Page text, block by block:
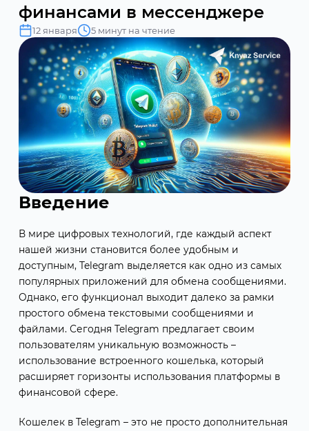
финансами в мессенджере
12 января 5 минут на чтение
Введение
В мире цифровых технологий, где каждый аспект
нашей жизни становится более удобным и
доступным, Telegram выделяется как одно из самых
популярных приложений для обмена сообщениями.
Однако, его функционал выходит далеко за рамки
простого обмена текстовыми сообщениями и
файлами. Сегодня Telegram предлагает своим
пользователям уникальную возможность –
использование встроенного кошелька, который
расширяет горизонты использования платформы в
финансовой сфере.
Кошелек в Telegram – это не просто дополнительная